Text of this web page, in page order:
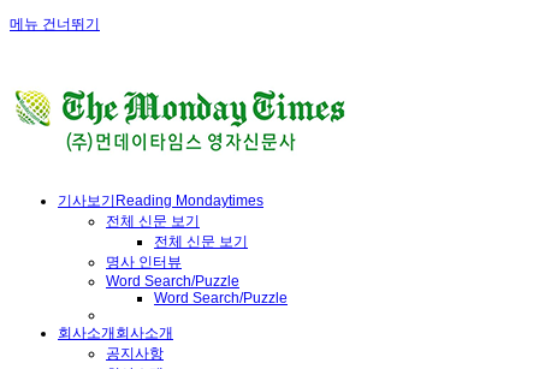
메뉴 건너뛰기
기사보기 Reading Mondaytimes
전체 신문 보기
전체 신문 보기
명사 인터뷰
Word Search/Puzzle
Word Search/Puzzle
회사소개 회사소개
공지사항